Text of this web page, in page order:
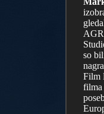
so
Film
filma